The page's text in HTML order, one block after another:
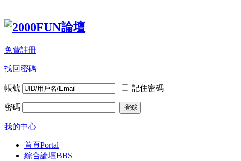
免費註冊
找回密碼
帳號 記住密碼
密碼 登錄
我的中心
首頁Portal
綜合論壇BBS